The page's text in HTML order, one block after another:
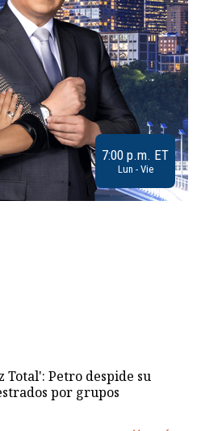
7:00 p.m. ET
Lun - Vie
Total': Petro despide su
por grupos